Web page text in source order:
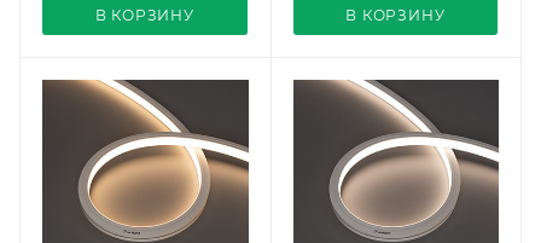
В КОРЗИНУ В КОРЗИНУ